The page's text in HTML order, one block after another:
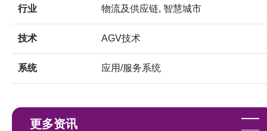
行业 物流及供应链, 智慧城市
技术 AGV技术
系统 应用/服务系统
更多资讯